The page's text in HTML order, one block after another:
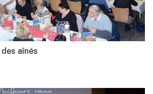
aînés